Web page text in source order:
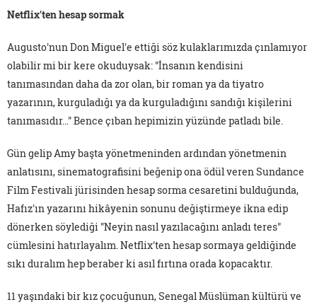
Netflix'ten hesap sormak
Augusto'nun Don Miguel'e ettiği söz kulaklarımızda çınlamıyor
olabilir mi bir kere okuduysak: "İnsanın kendisini
tanımasından daha da zor olan, bir roman ya da tiyatro
yazarının, kurguladığı ya da kurguladığını sandığı kişilerini
tanımasıdır…" Bence çıban hepimizin yüzünde patladı bile.
Gün gelip Amy başta yönetmeninden ardından yönetmenin
anlatısını, sinematografisini beğenip ona ödül veren Sundance
Film Festivali jürisinden hesap sorma cesaretini bulduğunda,
Hafız'ın yazarını hikâyenin sonunu değiştirmeye ikna edip
dönerken söylediği "Neyin nasıl yazılacağını anladı teres"
cümlesini hatırlayalım. Netflix'ten hesap sormaya geldiğinde
sıkı duralım hep beraber ki asıl fırtına orada kopacaktır.
11 yaşındaki bir kız çocuğunun, Senegal Müslüman kültürü ve